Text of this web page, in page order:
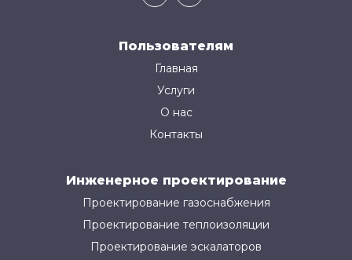
Пользователям
Главная
Услуги
О нас
Контакты
Инженерное проектирование
Проектирование газоснабжения
Проектирование теплоизоляции
Проектирование эскалаторов